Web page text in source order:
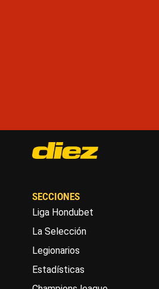
SECCIONES
Liga Hondubet
La Selección
Legionarios
Estadísticas